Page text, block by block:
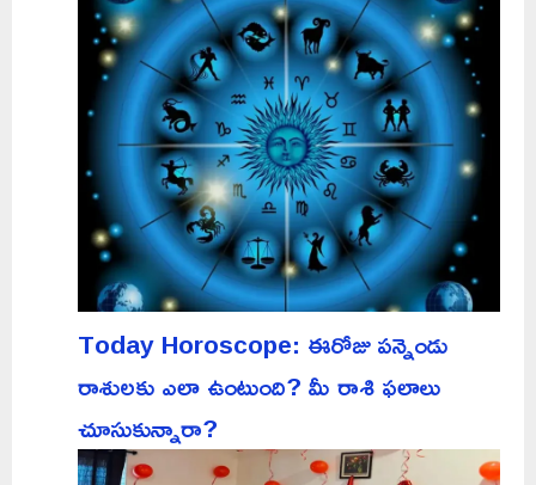
Today Horoscope: ఈరోజు పన్నెండు
రాశులకు ఎలా ఉంటుంది? మీ రాశి ఫలాలు
చూసుకున్నారా?